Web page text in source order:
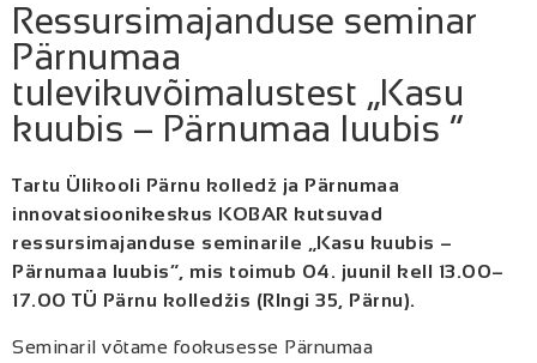
Ressursimajanduse seminar
Pärnumaa
tulevikuvõimalustest „Kasu
kuubis – Pärnumaa luubis “
Tartu Ülikooli Pärnu kolledž ja Pärnumaa
innovatsioonikeskus KOBAR kutsuvad
ressursimajanduse seminarile „Kasu kuubis –
Pärnumaa luubis“, mis toimub 04. juunil kell 13.00–
17.00 TÜ Pärnu kolledžis (RIngi 35, Pärnu).
Seminaril võtame fookusesse Pärnumaa